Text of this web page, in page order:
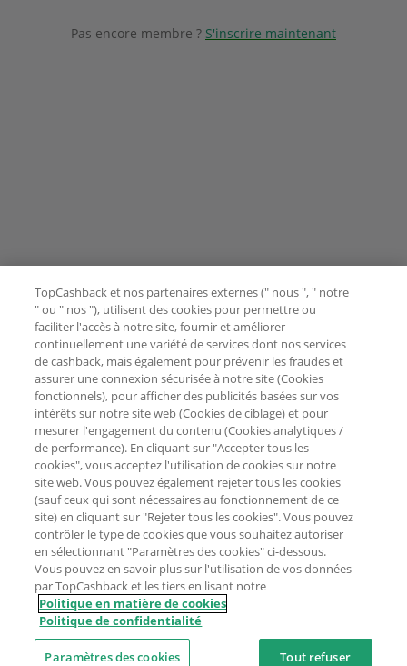
Pas encore membre ? S'inscrire maintenant
TopCashback et nos partenaires externes (" nous ", " notre
" ou " nos "), utilisent des cookies pour permettre ou
faciliter l'accès à notre site, fournir et améliorer
continuellement une variété de services dont nos services
de cashback, mais également pour prévenir les fraudes et
assurer une connexion sécurisée à notre site (Cookies
fonctionnels), pour afficher des publicités basées sur vos
intérêts sur notre site web (Cookies de ciblage) et pour
mesurer l'engagement du contenu (Cookies analytiques /
de performance). En cliquant sur "Accepter tous les
cookies", vous acceptez l'utilisation de cookies sur notre
site web. Vous pouvez également rejeter tous les cookies
(sauf ceux qui sont nécessaires au fonctionnement de ce
site) en cliquant sur "Rejeter tous les cookies". Vous pouvez
contrôler le type de cookies que vous souhaitez autoriser
en sélectionnant "Paramètres des cookies" ci-dessous.
Vous pouvez en savoir plus sur l'utilisation de vos données
par TopCashback et les tiers en lisant notre
Politique en matière de cookies
Politique de confidentialité
Paramètres des cookies Tout refuser